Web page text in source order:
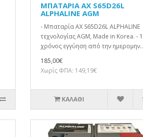
ΜΠΑΤΑΡΙΑ AX S65D26L
ALPHALINE AGM
- Μπαταρία AX S65D26L ALPHALINE
τεχνολογίας AGM, Made in Korea. - 1
χρόνος εγγύηση από την ημερομην..
185,00€
Χωρίς ΦΠΑ: 149,19€
ΚΑΛΆΘΙ